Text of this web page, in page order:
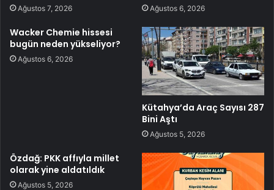
Ağustos 7, 2026 Ağustos 6, 2026
Wacker Chemie hissesi
bugün neden yükseliyor?
Ağustos 6, 2026
Kütahya’da Araç Sayısı 287
Bini Aştı
Ağustos 5, 2026
Özdağ: PKK affıyla millet
olarak yine aldatıldık
Ağustos 5, 2026